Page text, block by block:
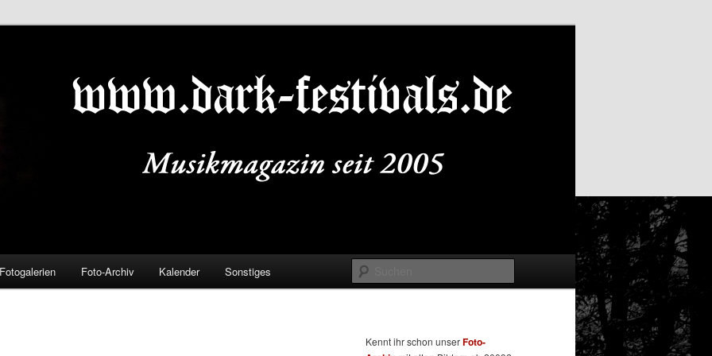
Fotogalerien Foto-Archiv Kalender Sonstiges
Kennt ihr schon unserFoto-